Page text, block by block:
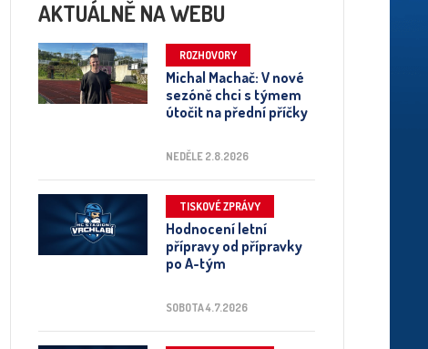
AKTUÁLNĚ NA WEBU
ROZHOVORY
Michal Machač: V nové
sezóně chci s týmem
útočit na přední příčky
NEDĚLE 2.8.2026
TISKOVÉ ZPRÁVY
Hodnocení letní
přípravy od přípravky
po A-tým
SOBOTA 4.7.2026